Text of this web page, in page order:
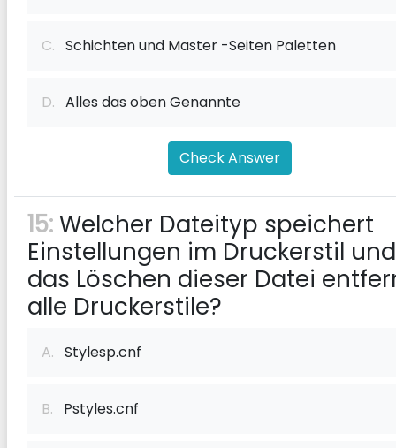
C. Schichten und Master -Seiten Paletten
D. Alles das oben Genannte
Check Answer
15:Welcher Dateityp speichert
Einstellungen im Druckerstil und
das Löschen dieser Datei
alle Druckerstile?
A. Stylesp.cnf
B. Pstyles.cnf